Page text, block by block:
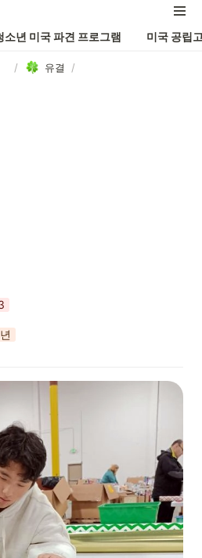
년 미국 파견 프로그램 미국 공립
/ 유결 /